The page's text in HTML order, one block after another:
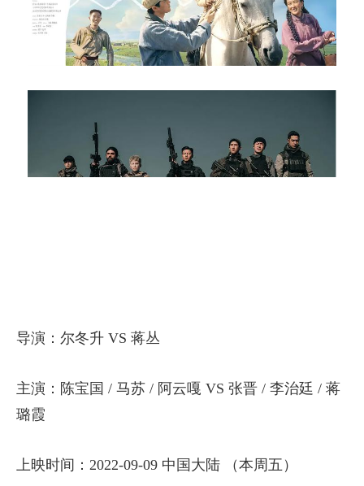
导演：尔冬升 VS 蒋丛
主演：陈宝国 / 马苏 / 阿云嘎 VS 张晋 / 李治廷 / 蒋
璐霞
上映时间：2022-09-09 中国大陆 （本周五）